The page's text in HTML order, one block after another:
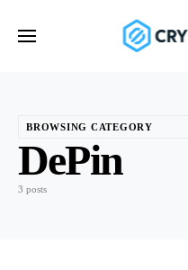
BROWSING CATEGORY
DePin
3 posts